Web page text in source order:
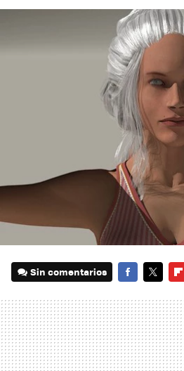
Sin comentarios